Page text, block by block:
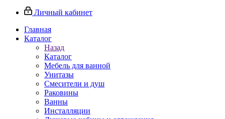
Личный кабинет
Главная
Каталог
Назад
Каталог
Мебель для ванной
Унитазы
Смесители и душ
Раковины
Ванны
Инсталляции